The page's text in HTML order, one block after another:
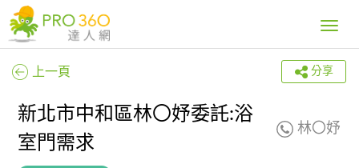
Toggle
上一頁 分享
新北市中和區林〇妤委託:浴
室門需求
林〇妤